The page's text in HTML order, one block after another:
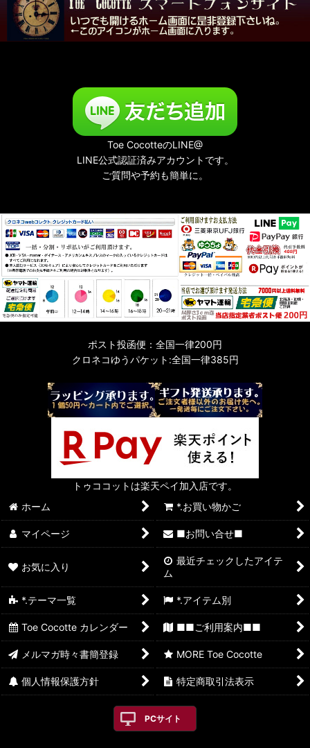
Toe CocotteのLINE@
LINE公式認証済みアカウントです。
ご質問や予約も簡単に。
ポスト投函便：全国一律200円
クロネコゆうパケット:全国一律385円
トゥココットは楽天ペイ加入店です。
ホーム
*.お買い物かご
マイページ ■お問い合せ■
お気に入り
最近チェックしたアイテ
ム
*.テーマ一覧 *.アイテム別
Toe Cocotte カレンダー ■■ご利用案内■■
メルマガ時々書簡登録 MORE Toe Cocotte
個人情報保護方針 特定商取引法表示
PCサイト